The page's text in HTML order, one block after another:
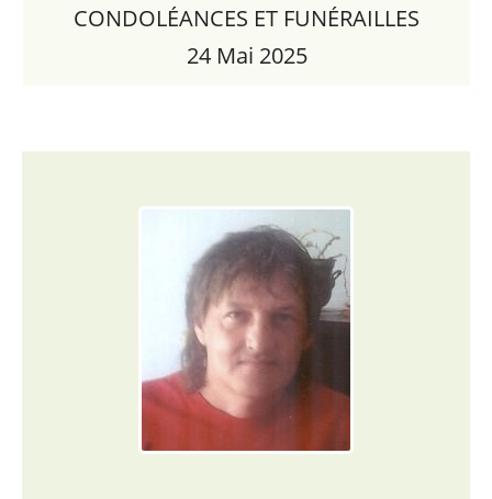
CONDOLÉANCES ET FUNÉRAILLES
24 Mai 2025